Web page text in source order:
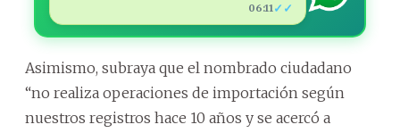
06:11✓✓
Asimismo, subraya que el nombrado ciudadano
“no realiza operaciones de importación según
nuestros registros hace 10 años y se acercó a